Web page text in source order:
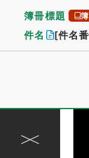
簿冊標題
件名 [件名